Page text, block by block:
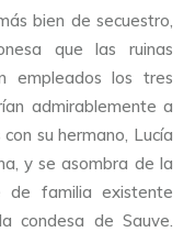
bien de secuestro,
que las ruinas
empleados los tres
admirablemente a
su hermano, Lucía
y se asombra de la
de familia existente
condesa de Sauve.